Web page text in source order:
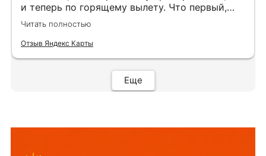
и теперь по горящему вылету. Что первый,
что второй раз путёвки подобраны под наши
индивидуальные запросы идеально. Работаем
с менеджером Анной Макеевой, всегда на
Читать полностью
Отзыв Яндекс Карты
Еще